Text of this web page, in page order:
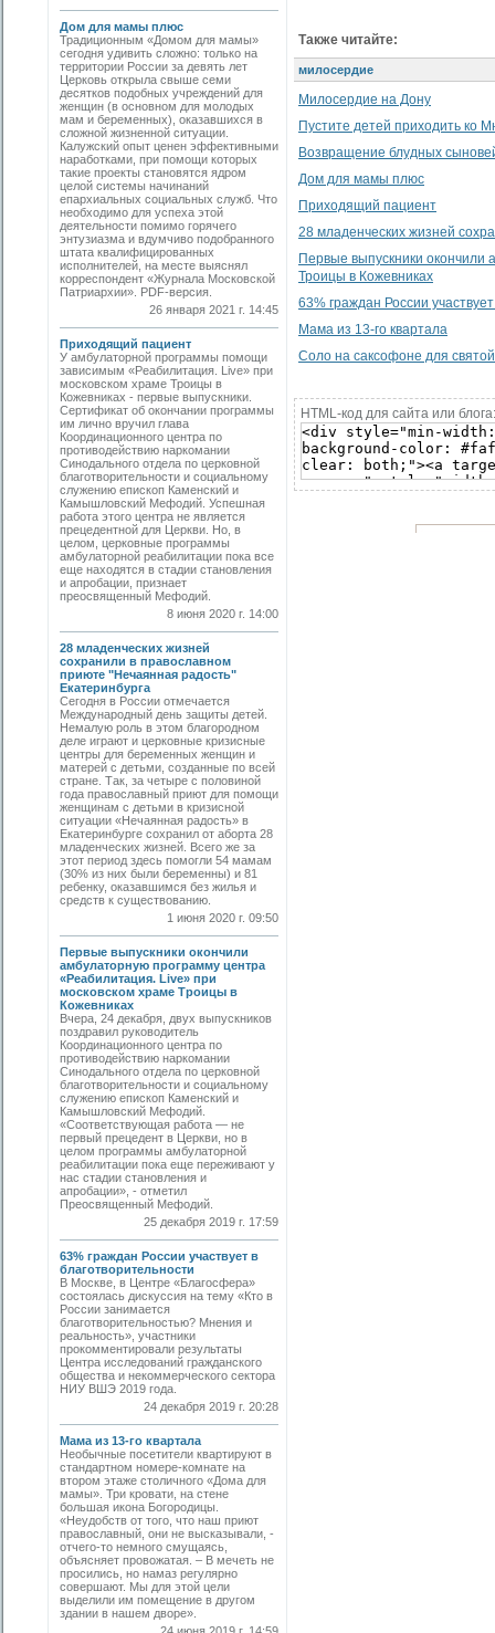
Дом для мамы плюс
Традиционным «Домом для мамы»
сегодня удивить сложно: только на
территории России за девять лет
Церковь открыла свыше семи
десятков подобных учреждений для
женщин (в основном для молодых
мам и беременных), оказавшихся в
сложной жизненной ситуации.
Калужский опыт ценен эффективными
наработками, при помощи которых
такие проекты становятся ядром
целой системы начинаний
епархиальных социальных служб. Что
необходимо для успеха этой
деятельности помимо горячего
энтузиазма и вдумчиво подобранного
штата квалифицированных
исполнителей, на месте выяснял
корреспондент «Журнала Московской
Патриархии». PDF-версия.
26 января 2021 г. 14:45
Приходящий пациент
У амбулаторной программы помощи
зависимым «Реабилитация. Live» при
московском храме Троицы в
Кожевниках - первые выпускники.
Cертификат об окончании программы
им лично вручил глава
Координационного центра по
противодействию наркомании
Синодального отдела по церковной
благотворительности и социальному
служению епископ Каменский и
Камышловский Мефодий. Успешная
работа этого центра не является
прецедентной для Церкви. Но, в
целом, церковные программы
амбулаторной реабилитации пока все
еще находятся в стадии становления
и апробации, признает
преосвященный Мефодий.
8 июня 2020 г. 14:00
28 младенческих жизней
сохранили в православном
приюте "Нечаянная радость"
Екатеринбурга
Сегодня в России отмечается
Международный день защиты детей.
Немалую роль в этом благородном
деле играют и церковные кризисные
центры для беременных женщин и
матерей с детьми, созданные по всей
стране. Так, за четыре с половиной
года православный приют для помощи
женщинам с детьми в кризисной
ситуации «Нечаянная радость» в
Екатеринбурге сохранил от аборта 28
младенческих жизней. Всего же за
этот период здесь помогли 54 мамам
(30% из них были беременны) и 81
ребенку, оказавшимся без жилья и
средств к существованию.
1 июня 2020 г. 09:50
Первые выпускники окончили
амбулаторную программу центра
«Реабилитация. Live» при
московском храме Троицы в
Кожевниках
Вчера, 24 декабря, двух выпускников
поздравил руководитель
Координационного центра по
противодействию наркомании
Синодального отдела по церковной
благотворительности и социальному
служению епископ Каменский и
Камышловский Мефодий.
«Соответствующая работа — не
первый прецедент в Церкви, но в
целом программы амбулаторной
реабилитации пока еще переживают у
нас стадии становления и
апробации», - отметил
Преосвященный Мефодий.
25 декабря 2019 г. 17:59
63% граждан России участвует в
благотворительности
В Москве, в Центре «Благосфера»
состоялась дискуссия на тему «Кто в
России занимается
благотворительностью? Мнения и
реальность», участники
прокомментировали результаты
Центра исследований гражданского
общества и некоммерческого сектора
НИУ ВШЭ 2019 года.
24 декабря 2019 г. 20:28
Мама из 13-го квартала
Необычные посетители квартируют в
стандартном номере-комнате на
втором этаже столичного «Дома для
мамы». Три кровати, на стене
большая икона Богородицы.
«Неудобств от того, что наш приют
православный, они не высказывали, -
отчего-то немного смущаясь,
объясняет провожатая. – В мечеть не
просились, но намаз регулярно
совершают. Мы для этой цели
выделили им помещение в другом
здании в нашем дворе».
Также читайте:
милосердие
Милосердие на Дону
Пустите детей приходить ко
Возвращение блудных
Дом для мамы плюс
Приходящий пациент
28 младенческих жизней
Первые выпускники окончили
Троицы в Кожевниках
63% граждан России
Мама из 13-го квартала
Соло на саксофоне для
HTML-код для сайта или блога: